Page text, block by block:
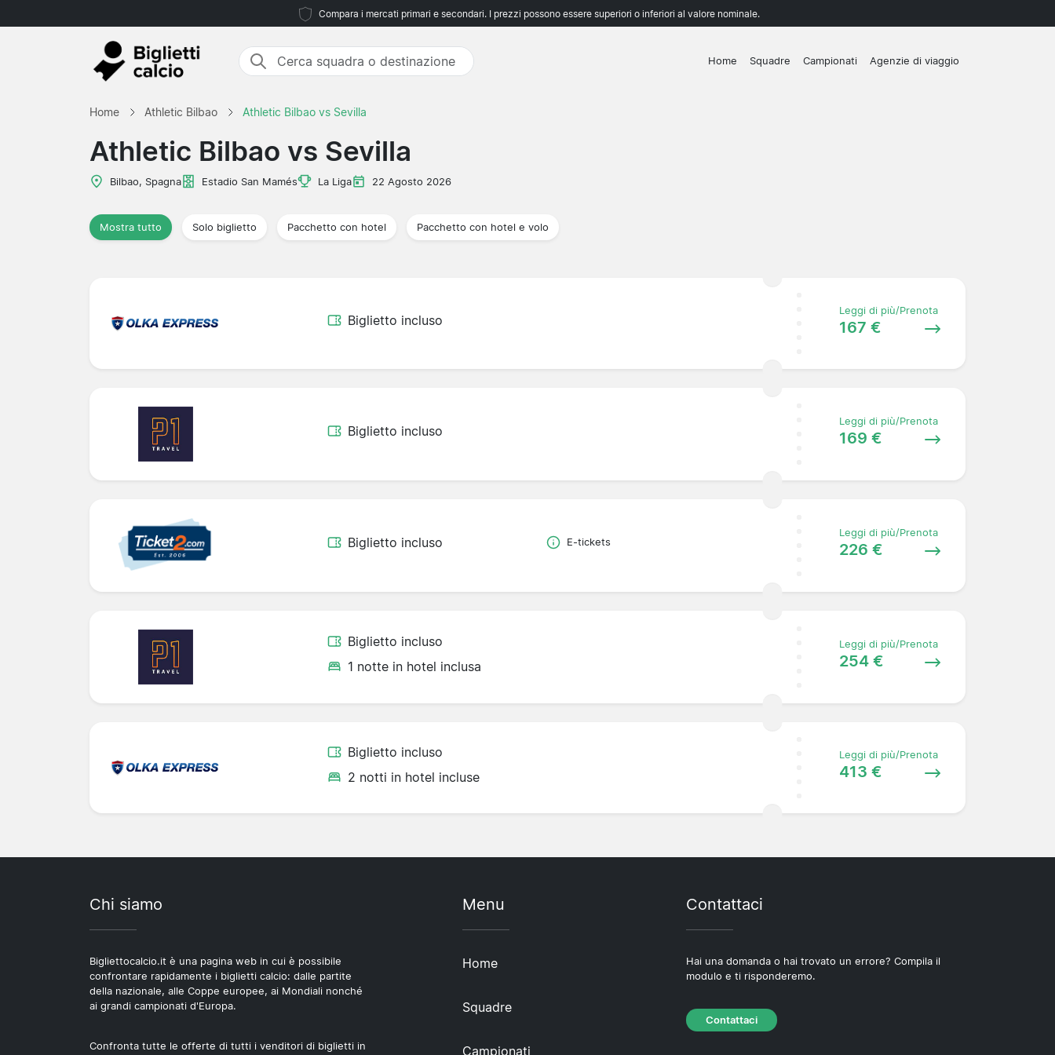
Compara i mercati primari e secondari. I prezzi possono essere superiori o inferiori al valore nominale.
Home Squadre Campionati Agenzie di viaggio
Home Athletic Bilbao Athletic Bilbao vs Sevilla
Athletic Bilbao vs Sevilla
Bilbao, Spagna Estadio San Mamés La Liga 22 Agosto 2026
Mostra tutto Solo biglietto Pacchetto con hotel Pacchetto con hotel e volo
Biglietto incluso
Leggi di più/Prenota
167 €
Biglietto incluso
Leggi di più/Prenota
169 €
Biglietto incluso E-tickets
Leggi di più/Prenota
226 €
Biglietto incluso
1 notte in hotel inclusa
Leggi di più/Prenota
254 €
Biglietto incluso
2 notti in hotel incluse
Leggi di più/Prenota
413 €
Chi siamo
Bigliettocalcio.it è una pagina web in cui è possibile
confrontare rapidamente i biglietti calcio: dalle partite
della nazionale, alle Coppe europee, ai Mondiali nonché
ai grandi campionati d'Europa.
Confronta tutte le offerte di tutti i venditori di biglietti in
Menu
Home
Squadre
Campionati
Contattaci
Hai una domanda o hai trovato un errore? Compila il
modulo e ti risponderemo.
Contattaci